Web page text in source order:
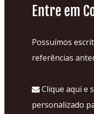
Entre em
Possuímos
referências
Clique aqui e
personalizado